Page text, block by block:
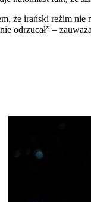
że irański reżim
odrzucał” –